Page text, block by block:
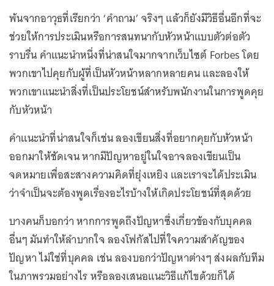
พ้นจากอาวุธที่เรียกว่า ‘คำถาม’ จริงๆ แล้วก็ยังมีวิธีอื่นอีกที่จะ
ช่วยให้การประเมินหรือการสนทนากับหัวหน้าแบบตัวต่อตัว
ราบรื่น คำแนะนำหนึ่งที่น่าสนใจมากจากเว็บไซต์ Forbes โดย
พวกเขาไปคุยกับผู้ที่เป็นหัวหน้าหลากหลายคน และลองให้
พวกเขาแนะนำสิ่งที่เป็นประโยชน์สำหรับพนักงานในการพูดคุย
กับหัวหน้า
คำแนะนำที่น่าสนใจก็เช่น ลองเขียนสิ่งที่อยากคุยกับหัวหน้า
ออกมาให้ชัดเจน หากมีปัญหาอยู่ในใจอาจลองเขียนเป็น
จดหมายเพื่อสะสางความคิดที่ยุ่งเหยิง และเราจะได้ประเมิน
ว่าจำเป็นจะต้องพูดเรื่องอะไรบ้างให้เกิดประโยชน์ที่สุดด้วย
บางคนก็บอกว่า หากการพูดถึงปัญหาซึ่งเกี่ยวข้องกับบุคคล
อื่นๆ มันทำให้ลำบากใจ ลองโฟกัสไปที่ใจความสำคัญของ
ปัญหา ไม่ใช่ที่บุคคล เช่น ลองบอกว่าปัญหาต่างๆ ส่งผลกับทีม
ในภาพรวมอย่างไร หรือลองเสนอแนะวิธีแก้ไขด้วยก็ได้